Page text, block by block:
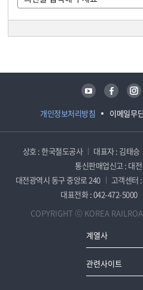
개인정보처리방침 이메일무
유튜브 페이스북 인스타그램
상호 : 한국철도공사 대표자 : 김태승
통신판매업신고 : 대
대전광역시 동구 중앙로 240
고객센터
대표전화 : 042-472-5000
COPYRIGHT ⓒ KOREA
계열사
관련사이트